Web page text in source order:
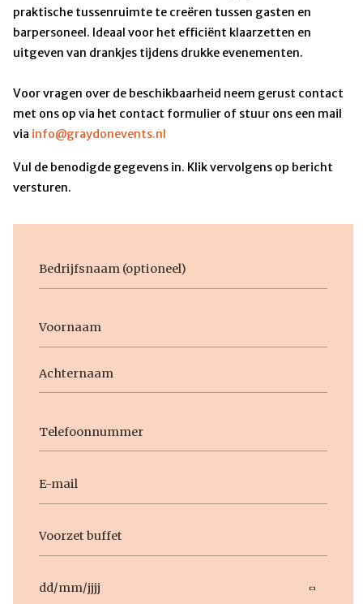
praktische tussenruimte te creëren tussen gasten en
barpersoneel. Ideaal voor het efficiënt klaarzetten en
uitgeven van drankjes tijdens drukke evenementen.
Voor vragen over de beschikbaarheid neem gerust contact
met ons op via het contact formulier of stuur ons een mail
via info@graydonevents.nl
Vul de benodigde gegevens in. Klik vervolgens op bericht
versturen.
mail
titel
DD